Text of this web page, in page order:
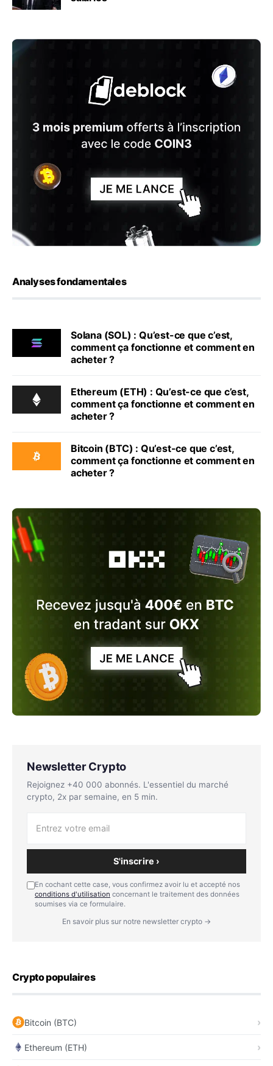
Analyses fondamentales
Solana (SOL) : Qu’est-ce que c’est,
comment ça fonctionne et comment en
acheter ?
Ethereum (ETH) : Qu’est-ce que c’est,
comment ça fonctionne et comment en
acheter ?
Bitcoin (BTC) : Qu’est-ce que c’est,
comment ça fonctionne et comment en
acheter ?
Newsletter Crypto
Rejoignez +40 000 abonnés. L'essentiel du marché
crypto, 2x par semaine, en 5 min.
S'inscrire ›
En cochant cette case, vous confirmez avoir lu et accepté nos
conditions d'utilisation concernant le traitement des données
soumises via ce formulaire.
En savoir plus sur notre newsletter crypto →
Crypto populaires
Bitcoin (BTC)
Ethereum (ETH)